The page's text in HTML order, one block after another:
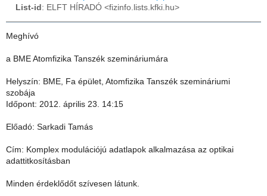
List-id : ELFT HÍRADÓ <fizinfo.lists.kfki.hu>
Meghívó
a BME Atomfizika Tanszék szemináriumára
Helyszín: BME, Fa épület, Atomfizika Tanszék szemináriumi
szobája
Időpont: 2012. április 23. 14:15
Előadó: Sarkadi Tamás
Cím: Komplex modulációjú adatlapok alkalmazása az optikai
adattitkosításban
Minden érdeklődőt szívesen látunk.